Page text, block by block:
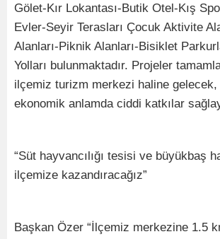
Gölet-Kır Lokantası-Butik Otel-Kış
Evler-Seyir Terasları Çocuk Aktivite
Alanları-Piknik Alanları-Bisiklet
Yolları bulunmaktadır. Projeler
ilçemiz turizm merkezi haline
ekonomik anlamda ciddi katkılar
“Süt hayvancılığı tesisi ve büyükbaş
ilçemize kazandıracağız”
Başkan Özer “İlçemiz merkezine 1.5